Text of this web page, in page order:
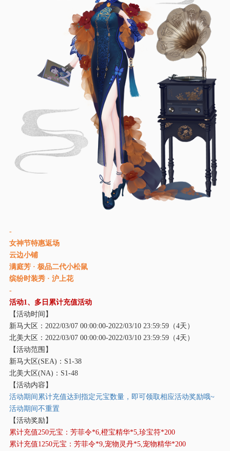
-
女神节特惠返场
云边小铺
满庭芳· 极品二代小松鼠
缤纷时装秀· 沪上花
-
活动1、多日累计充值活动
【活动时间】
新马大区： 2022/03/07 00:00:00-2022/03/10 23:59:59（4天）
北美大区： 2022/03/07 00:00:00-2022/03/10 23:59:59（4天）
【活动范围】
新马大区(SEA)：S1-38
北美大区(NA)：S1-48
【活动内容】
活动期间累计充值达到指定元宝数量，即可领取相应活动奖励哦~
活动期间不重置
【活动奖励】
累计充值250元宝：芳菲令*6,橙宝精华*5,珍宝符*200
累计充值1250元宝：芳菲令*9,宠物灵丹*5,宠物精华*200